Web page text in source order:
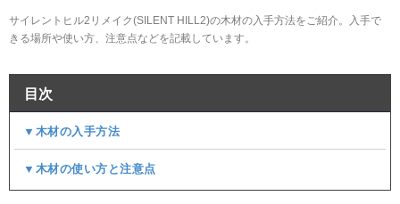
サイレントヒル2リメイク(SILENT HILL2)の木材の入手方法をご紹介。入手で
きる場所や使い方、注意点などを記載しています。
目次
▼木材の入手方法
▼木材の使い方と注意点